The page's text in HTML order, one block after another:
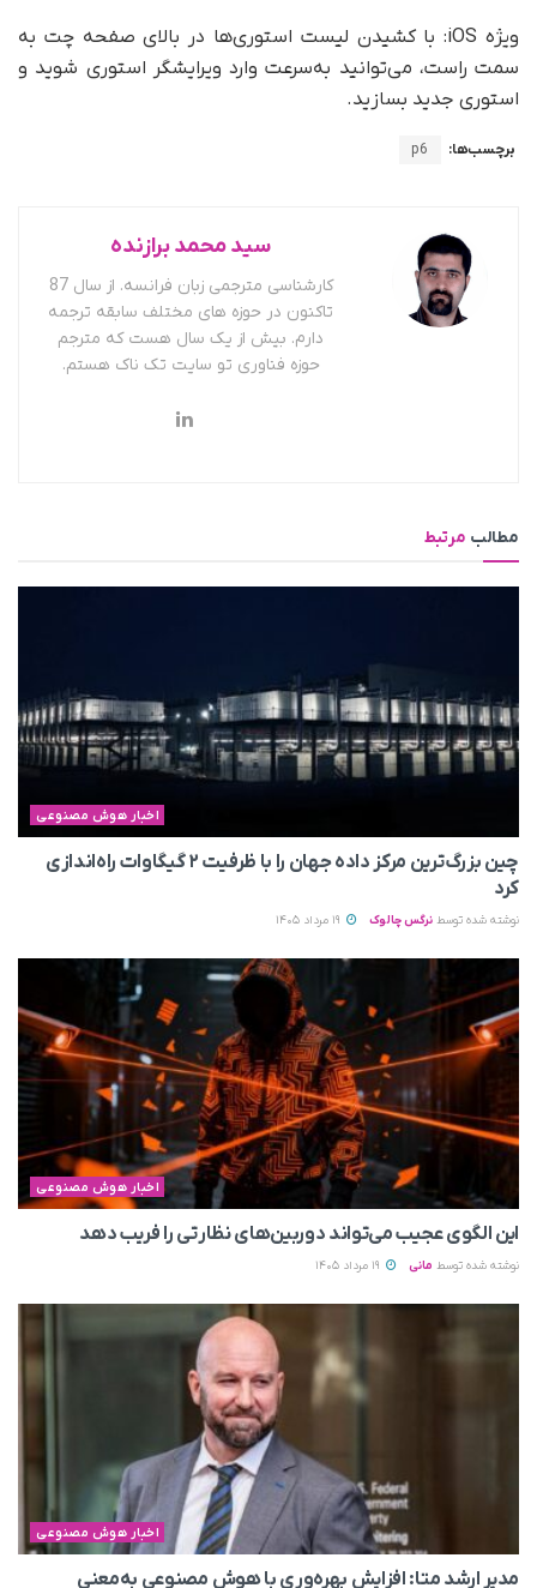
ویژه iOS: با کشیدن لیست استوری‌ها در بالای صفحه چت به
سمت راست، می‌توانید به‌سرعت وارد ویرایشگر استوری شوید و
استوری جدید بسازید.
برچسب‌ها: p6
سید محمد برازنده
کارشناسی مترجمی زبان فرانسه. از سال 87
تاکنون در حوزه های مختلف سابقه ترجمه
دارم. بیش از یک سال هست که مترجم
حوزه فناوری تو سایت تک ناک هستم.
مطالب مرتبط
اخبار هوش مصنوعی
چین بزرگ‌ترین مرکز داده جهان را با ظرفیت ۲ گیگاوات راه‌اندازی
کرد
نوشته شده توسط نرگس چالوک
اخبار هوش مصنوعی
این الگوی عجیب می‌تواند دوربین‌های نظارتی را فریب دهد
نوشته شده توسط مانی
اخبار هوش مصنوعی
مدیر ارشد متا: افزایش بهره‌وری با هوش مصنوعی به‌معنی